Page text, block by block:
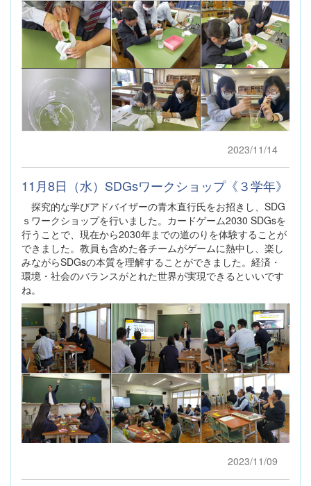
2023/11/14
11月8日（水）SDGsワークショップ《３学年》
探究的な学びアドバイザーの青木直行氏をお招きし、SDG
ｓワークショップを行いました。カードゲーム2030 SDGsを
行うことで、現在から2030年までの道のりを体験することが
できました。教員も含めた各チームがゲームに熱中し、楽し
みながらSDGsの本質を理解することができました。経済・
環境・社会のバランスがとれた世界が実現できるといいです
ね。
2023/11/09